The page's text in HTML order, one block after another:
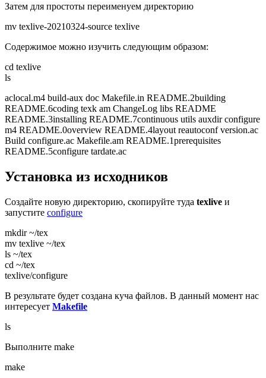
Затем для простоты переименуем директорию
mv texlive-20210324-source texlive
Содержимое можно изучить следующим образом:
cd texlive
ls
aclocal.m4 build-aux doc Makefile.in README.2building
README.6coding texk am ChangeLog libs README
README.3installing README.7continuous utils auxdir configure
m4 README.0overview README.4layout reautoconf version.ac
Build configure.ac Makefile.am README.1prerequisites
README.5configure tardate.ac
Установка из исходников
Создайте новую директорию, скопируйте туда texlive и
запустите configure
mkdir ~/tex
mv texlive ~/tex
ls ~/tex
cd ~/tex
texlive/configure
В результате будет создана куча файлов. В данный момент нас
интересует Makefile
ls
Выполните make
make